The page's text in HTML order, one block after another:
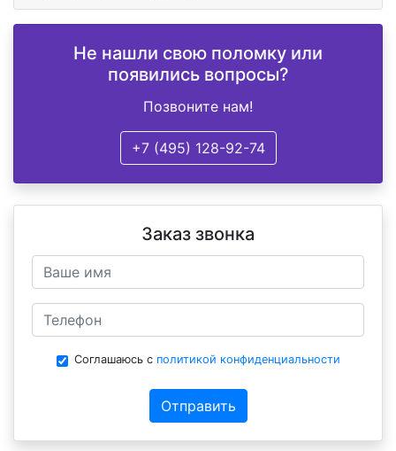
Не нашли свою поломку или
появились вопросы?
Позвоните нам!
+7 (495) 128-92-74
Заказ звонка
Соглашаюсь с политикой конфиденциальности
Отправить